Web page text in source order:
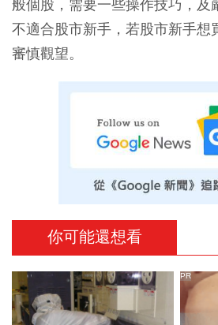
般個股，需要一些操作技巧，及
不適合股市新手，若股市新手想
審慎觀望。
你可能還想看
PR